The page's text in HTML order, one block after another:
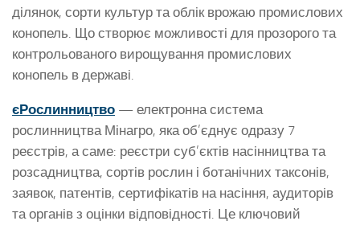
ділянок, сорти культур та облік врожаю промислових
конопель. Що створює можливості для прозорого та
контрольованого вирощування промислових
конопель в державі.
єРослинництво — електронна система
рослинництва Мінагро, яка об’єднує одразу 7
реєстрів, а саме: реєстри суб’єктів насінництва та
розсадництва, сортів рослин і ботанічних таксонів,
заявок, патентів, сертифікатів на насіння, аудиторів
та органів з оцінки відповідності. Це ключовий